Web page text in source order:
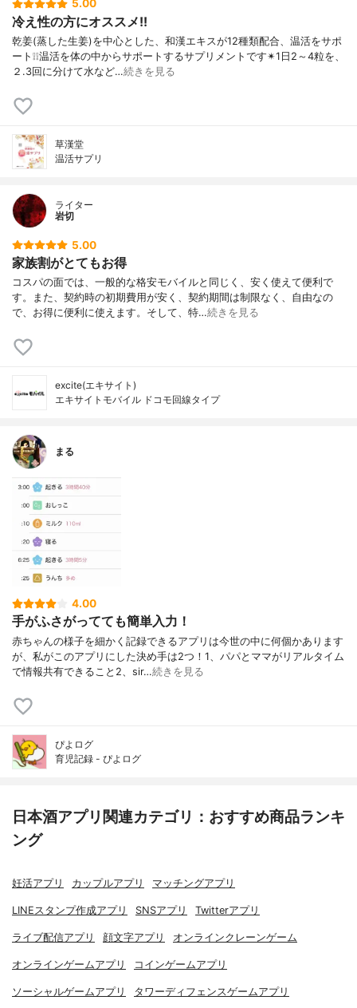
5.00
冷え性の方にオススメ!!
乾姜(蒸した生姜)を中心とした、和漢エキスが12種類配合、温活をサポ
ート❕❕温活を体の中からサポートするサプリメントです✴1日2～4粒を、
２.3回に分けて水など…続きを見る
草漢堂
温活サプリ
ライター
岩切
5.00
家族割がとてもお得
コスパの面では、一般的な格安モバイルと同じく、安く使えて便利で
す。また、契約時の初期費用が安く、契約期間は制限なく、自由なの
で、お得に便利に使えます。そして、特…続きを見る
excite(エキサイト)
エキサイトモバイル ドコモ回線タイプ
まる
4.00
手がふさがってても簡単入力！
赤ちゃんの様子を細かく記録できるアプリは今世の中に何個かあります
が、私がこのアプリにした決め手は2つ！1、パパとママがリアルタイム
で情報共有できること2、sir…続きを見る
ぴよログ
育児記録 - ぴよログ
日本酒アプリ関連カテゴリ：おすすめ商品ランキ
ング
妊活アプリ カップルアプリ マッチングアプリ
LINEスタンプ作成アプリ SNSアプリ Twitterアプリ
ライブ配信アプリ 顔文字アプリ オンラインクレーンゲーム
オンラインゲームアプリ コインゲームアプリ
ソーシャルゲームアプリ タワーディフェンスゲームアプリ